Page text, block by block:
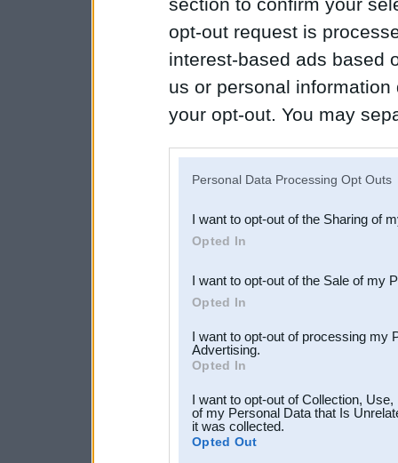
opt-out request is
interest-based ads based
us or personal
your opt-out. You may
Downstream Participants
third parties.
Personal Data Processing Opt Outs
I want to opt-out of the Sharing of
Opted In
I want to opt-out of the Sale of my
Opted In
I want to opt-out of processing my
Advertising.
Opted In
I want to opt-out of Collection,
of my Personal Data that Is
it was collected.
Opted Out